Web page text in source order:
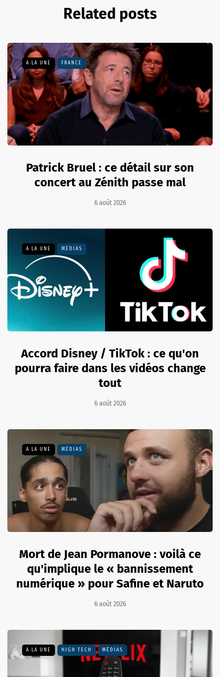
Related posts
A LA UNE FRANCE
Patrick Bruel : ce détail sur son
concert au Zénith passe mal
6 août 2026
A LA UNE MÉDIAS
Accord Disney / TikTok : ce qu'on
pourra faire dans les vidéos change
tout
6 août 2026
A LA UNE MÉDIAS
Mort de Jean Pormanove : voilà ce
qu'implique le « bannissement
numérique » pour Safine et Naruto
6 août 2026
A LA UNE HIGH TECH MÉDIAS